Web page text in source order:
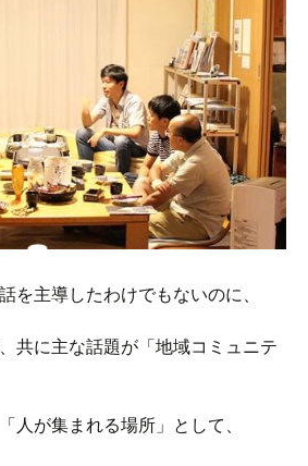
を主導したわけでもないのに、
共に主な話題が「地域コミュニテ
人が集まれる場所」として、